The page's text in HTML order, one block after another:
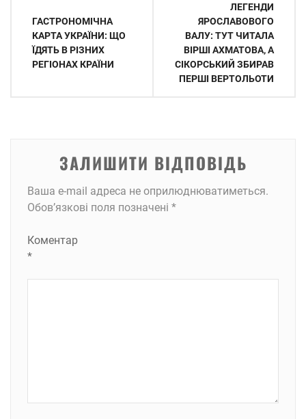
записів
ГАСТРОНОМІЧНА
КАРТА УКРАЇНИ: ЩО
ЇДЯТЬ В РІЗНИХ
РЕГІОНАХ КРАЇНИ
ЛЕГЕНДИ
ЯРОСЛАВОВОГО
ВАЛУ: ТУТ ЧИТАЛА
ВІРШІ АХМАТОВА, А
СІКОРСЬКИЙ ЗБИРАВ
ПЕРШІ ВЕРТОЛЬОТИ
ЗАЛИШИТИ ВІДПОВІДЬ
Ваша e-mail адреса не оприлюднюватиметься.
Обов’язкові поля позначені *
Коментар
*